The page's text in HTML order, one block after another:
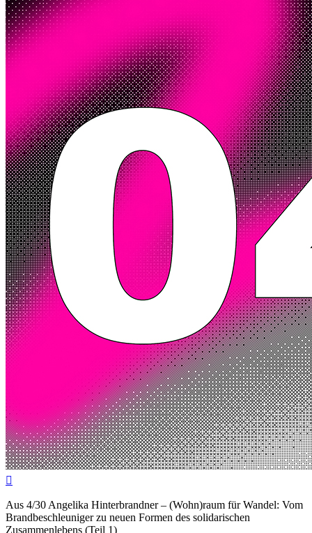

Aus 4/30 Angelika Hinterbrandner – (Wohn)raum für Wandel: Vom
Brandbeschleuniger zu neuen Formen des solidarischen
Zusammenlebens (Teil 1)